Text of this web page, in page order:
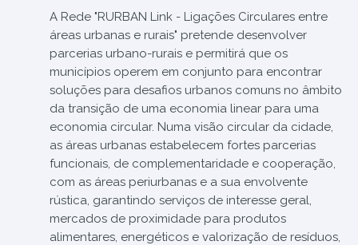
A Rede "RURBAN Link - Ligações Circulares entre
áreas urbanas e rurais" pretende desenvolver
parcerias urbano-rurais e permitirá que os
municípios operem em conjunto para encontrar
soluções para desafios urbanos comuns no âmbito
da transição de uma economia linear para uma
economia circular. Numa visão circular da cidade,
as áreas urbanas estabelecem fortes parcerias
funcionais, de complementaridade e cooperação,
com as áreas periurbanas e a sua envolvente
rústica, garantindo serviços de interesse geral,
mercados de proximidade para produtos
alimentares, energéticos e valorização de resíduos,